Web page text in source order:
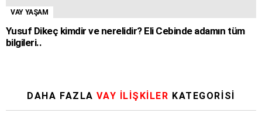
VAY YAŞAM
Yusuf Dikeç kimdir ve nerelidir? Eli Cebinde adamın tüm
bilgileri..
DAHA FAZLAVAY İLİŞKİLER KATEGORISI